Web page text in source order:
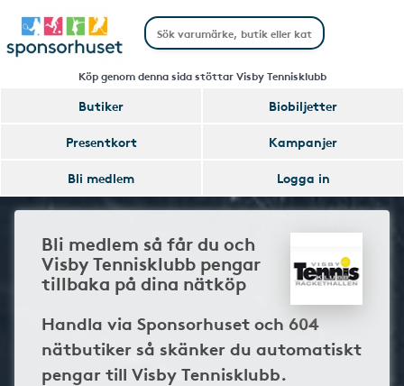
Köp genom denna sida stöttar Visby Tennisklubb
Butiker
Biobiljetter
Presentkort
Kampanjer
Bli medlem
Logga in
Bli medlem så får du och
Visby Tennisklubb pengar
tillbaka på dina nätköp
Handla via Sponsorhuset och 604
nätbutiker så skänker du automatiskt
pengar till Visby Tennisklubb.